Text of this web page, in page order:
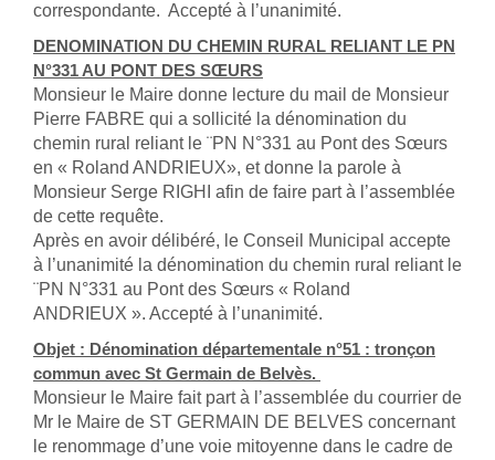
correspondante. Accepté à l’unanimité.
DENOMINATION DU CHEMIN RURAL RELIANT LE PN
N°331 AU PONT DES SŒURS
Monsieur le Maire donne lecture du mail de Monsieur
Pierre FABRE qui a sollicité la dénomination du
chemin rural reliant le ¨PN N°331 au Pont des Sœurs
en « Roland ANDRIEUX», et donne la parole à
Monsieur Serge RIGHI afin de faire part à l’assemblée
de cette requête.
Après en avoir délibéré, le Conseil Municipal accepte
à l’unanimité la dénomination du chemin rural reliant le
¨PN N°331 au Pont des Sœurs « Roland
ANDRIEUX ». Accepté à l’unanimité.
Objet : Dénomination départementale n°51 : tronçon
commun avec St Germain de Belvès.
Monsieur le Maire fait part à l’assemblée du courrier de
Mr le Maire de ST GERMAIN DE BELVES concernant
le renommage d’une voie mitoyenne dans le cadre de